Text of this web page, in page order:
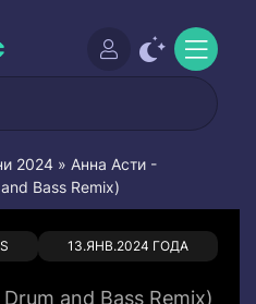
2024 » Анна Асти -
Bass Remix)
13.ЯНВ.2024 ГОДА
0
and Bass Remix)